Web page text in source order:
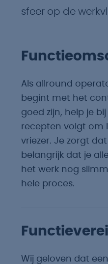
sfeer op de
Als allround
begint met het
goed zijn, help je
recepten volgt om
vriezer. Je zorgt
belangrijk dat je
het werk nog
hele proces.
Wij geloven dat